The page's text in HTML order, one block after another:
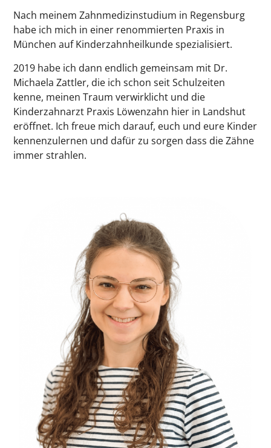
Nach meinem Zahnmedizinstudium in Regensburg
habe ich mich in einer renommierten Praxis in
München auf Kinderzahnheilkunde spezialisiert.
2019 habe ich dann endlich gemeinsam mit Dr.
Michaela Zattler, die ich schon seit Schulzeiten
kenne, meinen Traum verwirklicht und die
Kinderzahnarzt Praxis Löwenzahn hier in Landshut
eröffnet. Ich freue mich darauf, euch und eure Kinder
kennenzulernen und dafür zu sorgen dass die Zähne
immer strahlen.